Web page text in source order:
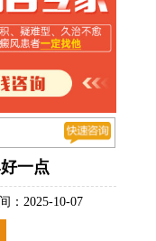
一点
：2025-10-07